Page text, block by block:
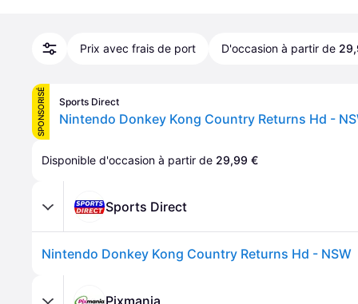
Prix avec frais de port D'occasion à partir de
SPONSORISÉ Sports Direct
Nintendo Donkey Kong Country Returns Hd -
Disponible d'occasion à partir de 29,99 €
Sports Direct
Nintendo Donkey Kong Country Returns Hd - NSW
Pixmania